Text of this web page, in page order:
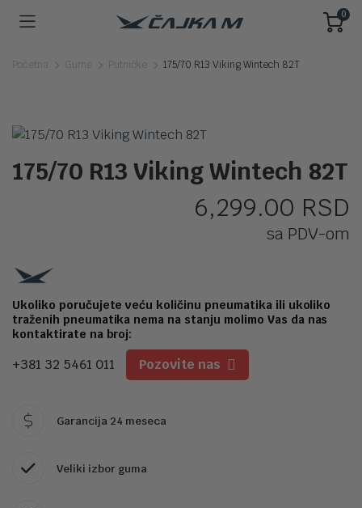
0
Početna Gume Putničke 175/70 R13 Viking Wintech 82T
175/70 R13 Viking Wintech 82T
6,299.00 RSD
sa PDV-om
Ukoliko poručujete veću količinu pneumatika ili ukoliko
traženih pneumatika nema na stanju molimo Vas da nas
kontaktirate na broj:
+381 32 5461 011 Pozovite nas
Garancija 24 meseca
Veliki izbor guma